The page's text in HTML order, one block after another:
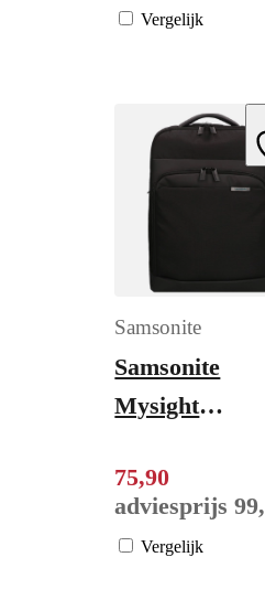
Vergelijk
Samsonite
Samsonite
Mysight
black
75,90
adviesprijs99,
Vergelijk